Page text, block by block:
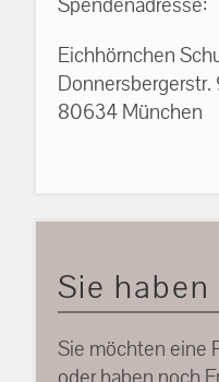
Eichhörnchen
Donnersbergerstr.
80634 München
Sie haben
Sie möchten eine